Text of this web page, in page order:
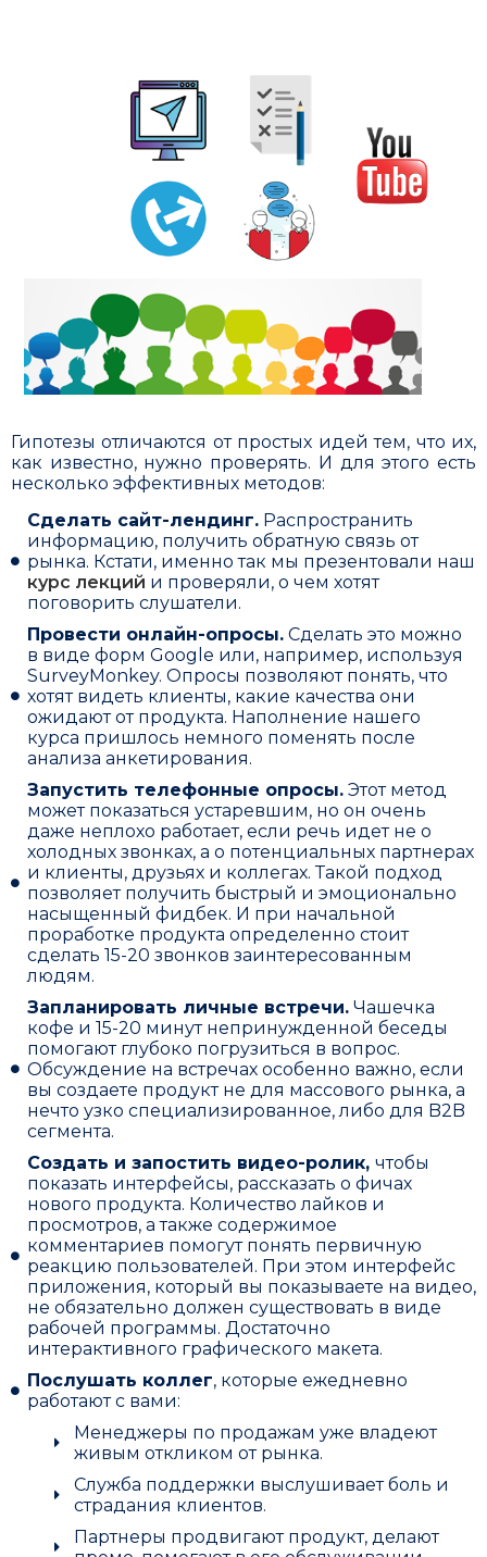
Гипотезы отличаются от простых идей тем, что их,
как известно, нужно проверять. И для этого есть
несколько эффективных методов:
Сделать сайт-лендинг. Распространить
информацию, получить обратную связь от
рынка. Кстати, именно так мы презентовали наш
курс лекций и проверяли, о чем хотят
поговорить слушатели.
Провести онлайн-опросы. Сделать это можно
в виде форм Google или, например, используя
SurveyMonkey. Опросы позволяют понять, что
хотят видеть клиенты, какие качества они
ожидают от продукта. Наполнение нашего
курса пришлось немного поменять после
анализа анкетирования.
Запустить телефонные опросы. Этот метод
может показаться устаревшим, но он очень
даже неплохо работает, если речь идет не о
холодных звонках, а о потенциальных партнерах
и клиенты, друзьях и коллегах. Такой подход
позволяет получить быстрый и эмоционально
насыщенный фидбек. И при начальной
проработке продукта определенно стоит
сделать 15-20 звонков заинтересованным
людям.
Запланировать личные встречи. Чашечка
кофе и 15-20 минут непринужденной беседы
помогают глубоко погрузиться в вопрос.
Обсуждение на встречах особенно важно, если
вы создаете продукт не для массового рынка, а
нечто узко специализированное, либо для B2B
сегмента.
Создать и запостить видео-ролик, чтобы
показать интерфейсы, рассказать о фичах
нового продукта. Количество лайков и
просмотров, а также содержимое
комментариев помогут понять первичную
реакцию пользователей. При этом интерфейс
приложения, который вы показываете на видео,
не обязательно должен существовать в виде
рабочей программы. Достаточно
интерактивного графического макета.
Послушать коллег, которые ежедневно
работают с вами:
Менеджеры по продажам уже владеют
живым откликом от рынка.
Служба поддержки выслушивает боль и
страдания клиентов.
Партнеры продвигают продукт, делают